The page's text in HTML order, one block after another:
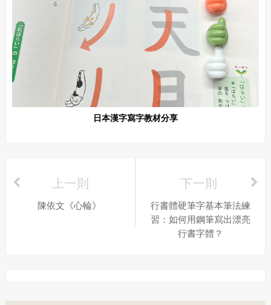
日本漢字寫字教材分享
下一則
行書體硬筆字基本筆法練
習：如何用鋼筆寫出漂亮
行書字體？
上一則
陳依文《心輪》